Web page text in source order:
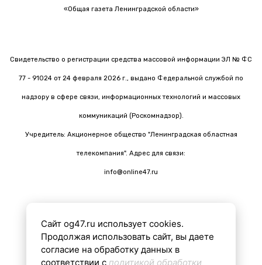
«Общая газета Ленинградской области»
Свидетельство о регистрации средства массовой информации ЭЛ № ФС
77 - 91024 от 24 февраля 2026 г., выдано Федеральной службой по
надзору в сфере связи, информационных технологий и массовых
коммуникаций (Роскомнадзор).
Учредитель: Акционерное общество "Ленинградская областная
телекомпания". Адрес для связи:
info@online47.ru
Все материалы на сайте подготовлены с помощью ИИ
Сайт og47.ru использует cookies.
Продолжая использовать сайт, вы даете
согласие на обработку данных в
соответствии с политикой обработки